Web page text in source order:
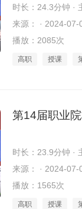
时长：24.3分钟 ·
来源： · 2024-07-
播放：2085次
高职 授课
第14届职业
时长：23.9分钟 ·
来源： · 2024-07-
播放：1565次
高职 授课